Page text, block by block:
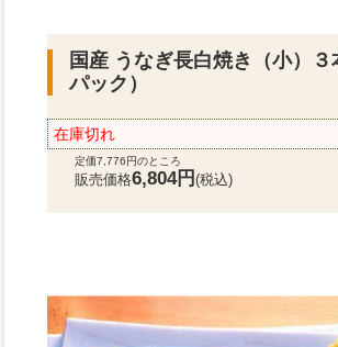
国産 うなぎ長白焼き（小）３
パック）
在庫切れ
定価7,776円のところ
販売価格6,804円(税込)